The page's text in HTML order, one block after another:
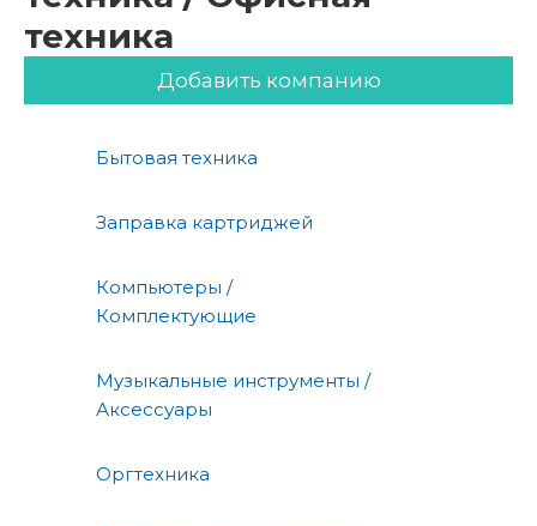
техника
Добавить компанию
Бытовая техника
Заправка картриджей
Компьютеры /
Комплектующие
Музыкальные инструменты /
Аксессуары
Оргтехника